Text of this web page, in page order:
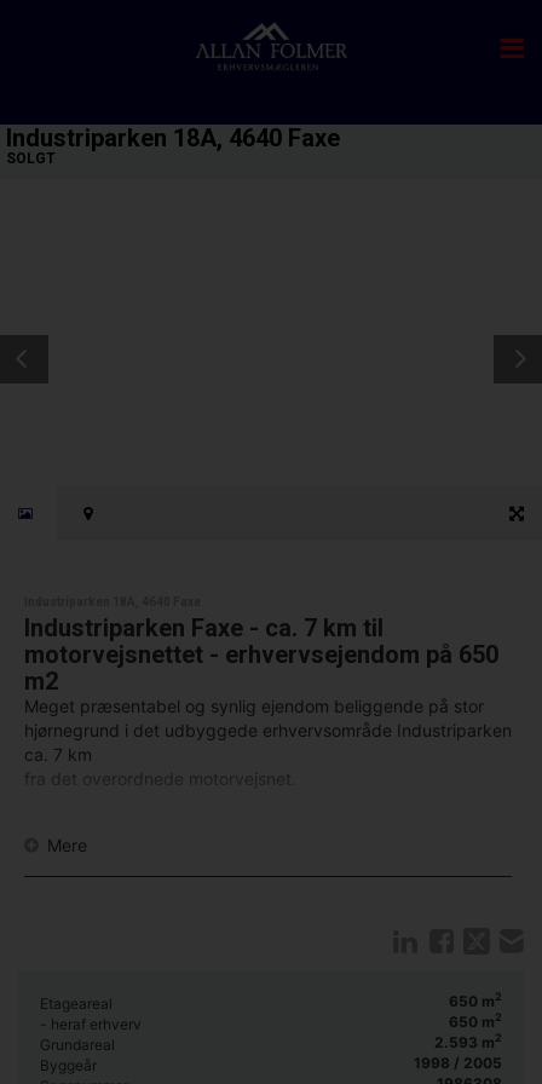
Industriparken 18A, 4640 Faxe
SOLGT
Industriparken Faxe - ca. 7 km til
motorvejsnettet - erhvervsejendom på 650
m2
Meget præsentabel og synlig ejendom beliggende på stor
hjørnegrund i det udbyggede erhvervsområde Industriparken
ca. 7 km
fra det overordnede motorvejsnet.
produktion - grafisk trykkerivirksomhed. Ejendommen er
opført i to tempi. Første bygning blev opført i 1998, og
Indretning:
Rigtig pænt indgangsparti, stort kontor med op til 4
Mere
Etageareal 650 m2
- heraf erhverv 650 m2
Grundareal 2.593 m2
Byggeår
1998 / 2005